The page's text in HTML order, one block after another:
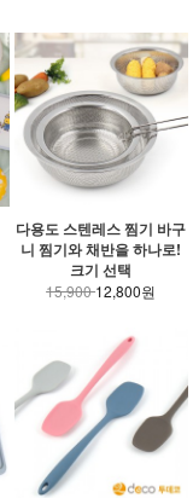
다용도 스텐레스 찜기 바구
니 찜기와 채반을 하나로!
크기 선택
15,90012,800원